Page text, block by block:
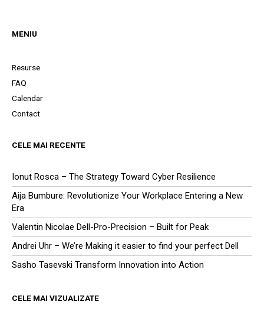
MENIU
Resurse
FAQ
Calendar
Contact
CELE MAI RECENTE
Ionut Rosca – The Strategy Toward Cyber Resilience
Aija Bumbure: Revolutionize Your Workplace Entering a New
Era
Valentin Nicolae Dell-Pro-Precision – Built for Peak
Andrei Uhr – We’re Making it easier to find your perfect Dell
Sasho Tasevski Transform Innovation into Action
CELE MAI VIZUALIZATE